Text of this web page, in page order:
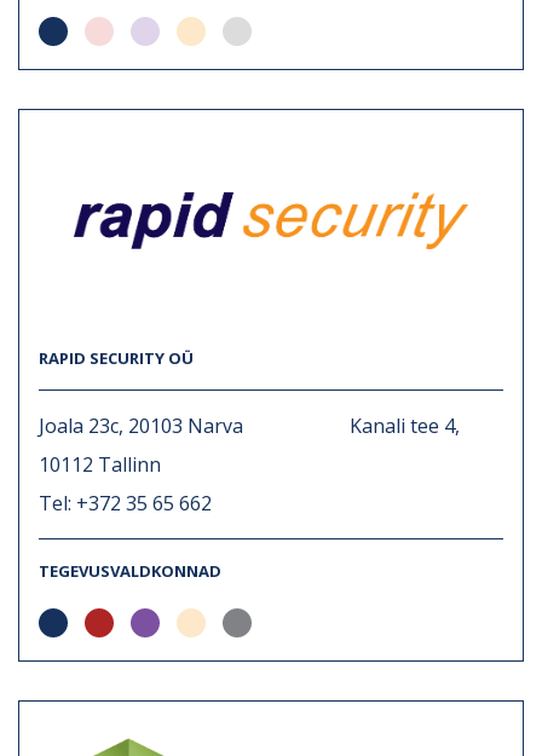
RAPID SECURITY OÜ
Joala 23c, 20103 Narva Kanali tee 4,
10112 Tallinn
Tel: +372 35 65 662
TEGEVUSVALDKONNAD